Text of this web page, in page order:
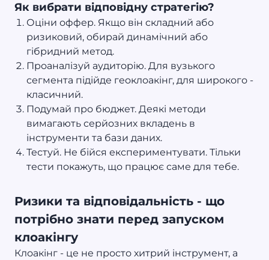
Як вибрати відповідну стратегію?
Оціни оффер. Якщо він складний або
ризиковий, обирай динамічний або
гібридний метод.
Проаналізуй аудиторію. Для вузького
сегмента підійде геоклоакінг, для широкого -
класичний.
Подумай про бюджет. Деякі методи
вимагають серйозних вкладень в
інструменти та бази даних.
Тестуй. Не бійся експериментувати. Тільки
тести покажуть, що працює саме для тебе.
Ризики та відповідальність - що
потрібно знати перед запуском
клоакінгу
Клоакінг - це не просто хитрий інструмент, а